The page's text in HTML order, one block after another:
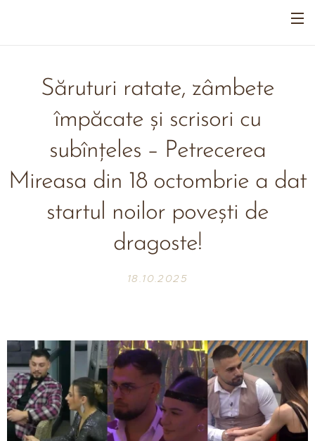
Săruturi ratate, zâmbete
împăcate și scrisori cu
subînțeles – Petrecerea
Mireasa din 18 octombrie a dat
startul noilor povești de
dragoste!
18.10.2025